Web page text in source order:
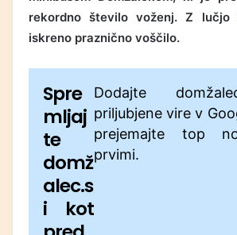
rekordno število voženj. Z
iskreno praznično voščilo.
Spre
mljaj
te
domž
alec.s
i kot
Dodajte
priljubjene vire v
prejemajte top
prvimi.